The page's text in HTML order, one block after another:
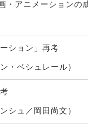
・アニメーションの
ション」再考
・ベシュレール）
シュ／岡田尚文）